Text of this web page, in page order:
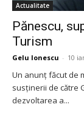
Actualitate
Pănescu,
Turism
Gelu Ionescu - 10
Un anunț făcut de
susținerii de către
dezvoltarea a...